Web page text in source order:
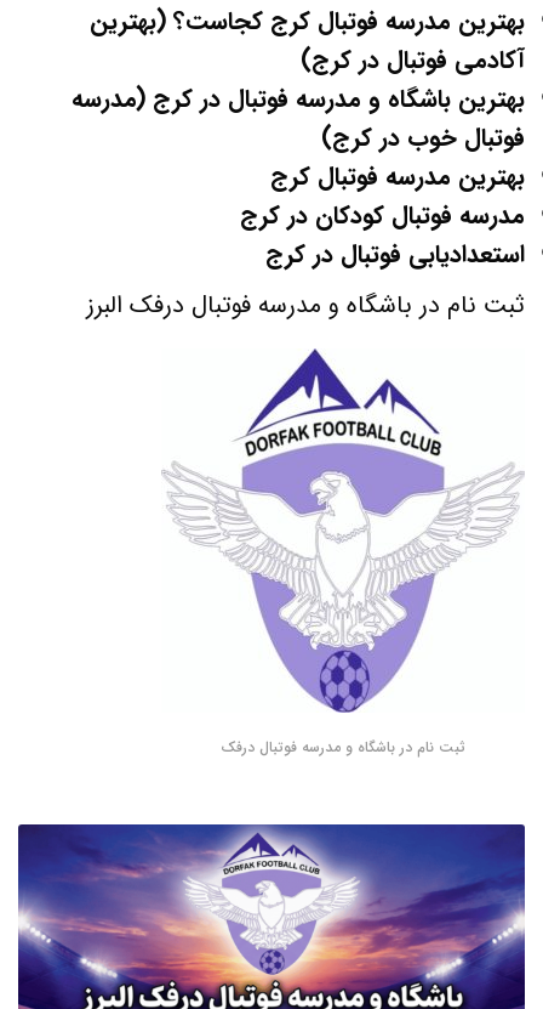
بهترین مدرسه فوتبال کرج کجاست؟ (بهترین
آکادمی فوتبال در کرج)
بهترین باشگاه و مدرسه فوتبال در کرج (مدرسه
فوتبال خوب در کرج)
بهترین مدرسه فوتبال کرج
مدرسه فوتبال کودکان در کرج
استعدادیابی فوتبال در کرج
ثبت نام در باشگاه و مدرسه فوتبال درفک البرز
ثبت نام در باشگاه و مدرسه فوتبال درفک